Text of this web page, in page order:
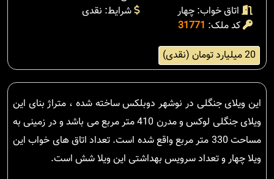
اتاق خواب: چهار
شرایط: نقدی
کد ملک: 31771
20 میلیارد تومان (نقدی)
این ویلای جنگلی در نوشهر دوبلکس ساخته شده ، متراژ بنای این
ویلای جنگلی لوکس و مدرن 410 متر مربع می باشد و در زمینی به
مساحت 330 متر مربع واقع شده است. تعداد اتاق های خواب این
ویلا چهار و تعداد سرویس بهداشتی این ویلا شش است.